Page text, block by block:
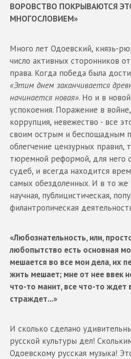
ВОРОВСТВО ПОКРЫВАЮТСЯ
МНОГОСЛОВИЕМ»
Много лет Одоевский, князь-
число активных сторонников
права. Когда победа была
«Этим днем заканчивается
начинается новая». Но и в
успокоения. Поражение в
коррупция, невежество - все
своим острым и беспощадным
облегчение цензурных правил,
тюремной реформой, для него
судеб, и всегда находится
самых обездоленных. И в то же
научная, публицистическая,
филантропическая
«Любознательность, или,
любопытство есть основная
мешается во все мои дела, их
жить мешает; мне от нее ввек
что-то манит, все что-то ждет
страждет...»
И сколько сделано
русской культуры дел!
Одоевскому русская музыка!